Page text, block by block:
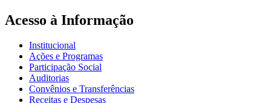
Acesso à Informação
Institucional
Ações e Programas
Participação Social
Auditorias
Convênios e Transferências
Receitas e Despesas